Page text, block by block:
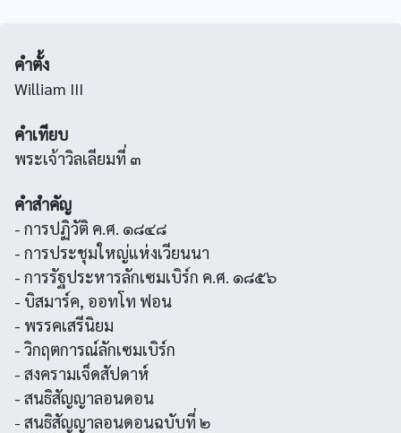
คำตั้ง
William III
คำเทียบ
พระเจ้าวิลเลียมที่ ๓
คำสำคัญ
- การปฏิวัติ ค.ศ. ๑๘๔๘
- การประชุมใหญ่แห่งเวียนนา
- การรัฐประหารลักเซมเบิร์ก ค.ศ. ๑๘๕๖
- บิสมาร์ค, ออทโท ฟอน
- พรรคเสรีนิยม
- วิกฤตการณ์ลักเซมเบิร์ก
- สงครามเจ็ดสัปดาห์
- สนธิสัญญาลอนดอน
- สนธิสัญญาลอนดอนฉบับที่ ๒